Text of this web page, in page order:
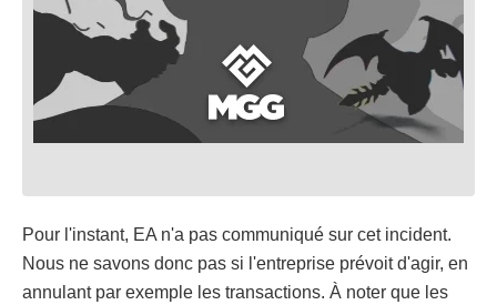
Pour l'instant, EA n'a pas communiqué sur cet incident.
Nous ne savons donc pas si l'entreprise prévoit d'agir, en
annulant par exemple les transactions. À noter que les